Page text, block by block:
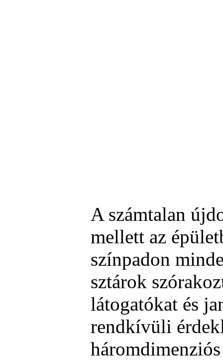
A számtalan
mellett az
színpadon
sztárok
látogatókat és
rendkívüli